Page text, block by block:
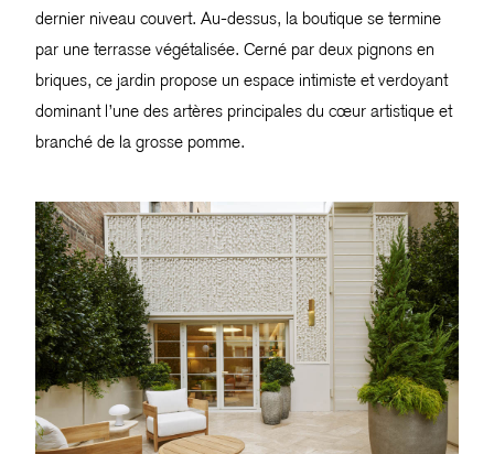
dernier niveau couvert. Au-dessus, la boutique se termine
par une terrasse végétalisée. Cerné par deux pignons en
briques, ce jardin propose un espace intimiste et verdoyant
dominant l’une des artères principales du cœur artistique et
branché de la grosse pomme.